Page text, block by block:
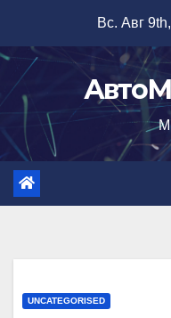
содержимому
Вс. Авг
UNCATEGORISED